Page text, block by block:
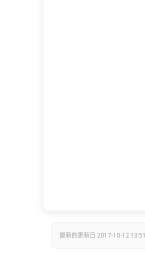
最新的更新日 2017-10-12 13:51